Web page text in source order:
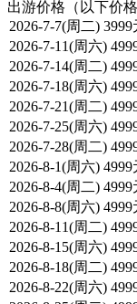
出游价格 （以下价